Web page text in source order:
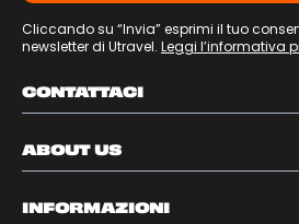
Cliccando su “Invia” esprimi il tuo
newsletter di Utravel. Leggi l’informativa
CONTATTACI
ABOUT US
INFORMAZIONI